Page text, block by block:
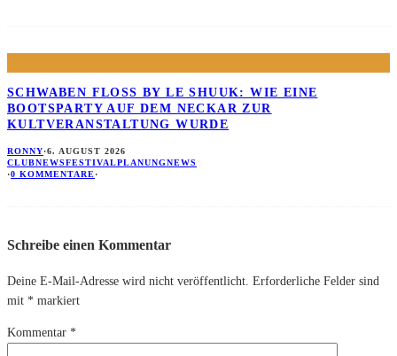
SCHWABEN FLOSS BY LE SHUUK: WIE EINE B
OOTSPARTY AUF DEM NECKAR ZUR K
ULTVERANSTALTUNG WURDE
RONNY·6. AUGUST 2026
CLUBNEWSFESTIVALPLANUNGNEWS
·0 KOMMENTARE·
Schreibe einen Kommentar
Deine E-Mail-Adresse wird nicht veröffentlicht. Erforderliche Felder sind
mit * markiert
Kommentar *